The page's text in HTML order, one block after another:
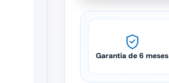
Garantía de 6 meses